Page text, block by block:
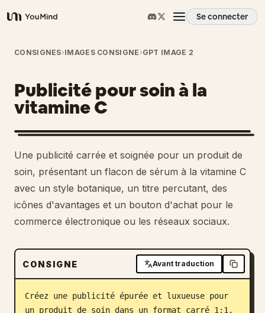
YouMind
Se connecter
Aperçu
Cas d'usage
Compétences
Invites
Tarifs
Blog
CONSIGNES›IMAGES CONSIGNE ›GPT IMAGE 2
Publicité pour soin à la
vitamine C
Une publicité carrée et soignée pour un produit de
soin, présentant un flacon de sérum à la vitamine C
avec un style botanique, un titre percutant, des
icônes d'avantages et un bouton d'achat pour le
commerce électronique ou les réseaux sociaux.
CONSIGNE Avant traduction
Créez une publicité épurée et luxueuse pour
un produit de soin dans un format carré 1:1,